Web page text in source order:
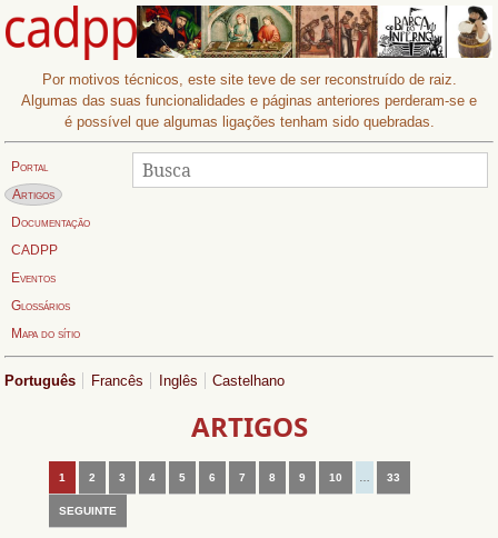
Por motivos técnicos, este site teve de ser reconstruído de raiz.
Algumas das suas funcionalidades e páginas anteriores perderam-se e
é possível que algumas ligações tenham sido quebradas.
Portal
Página actual:
Artigos
Documentação
CADPP
Eventos
Glossários
Mapa do sítio
Busca:
Procurar
Português Francês Inglês Castelhano
ARTIGOS
1 2 3 4 5 6 7 8 9 10 33
SEGUINTE